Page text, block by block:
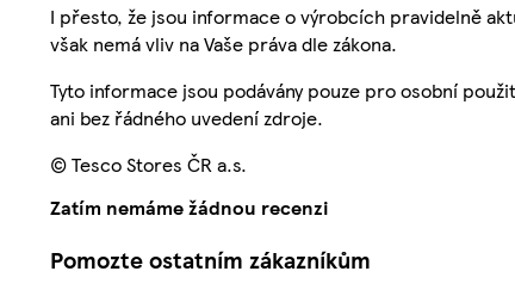
I přesto, že jsou informace o výrobcích pravidelně
však nemá vliv na Vaše práva dle zákona.
Tyto informace jsou podávány pouze pro osobní
ani bez řádného uvedení zdroje.
© Tesco Stores ČR a.s.
Zatím nemáme žádnou recenzi
Pomozte ostatním zákazníkům